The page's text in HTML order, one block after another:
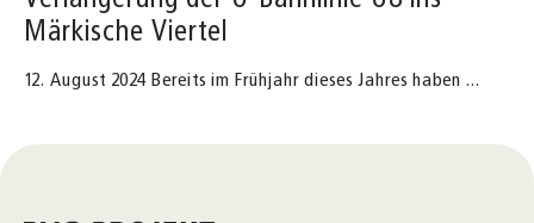
Märkische Viertel
12. August 2024 Bereits im Frühjahr dieses Jahres haben ...